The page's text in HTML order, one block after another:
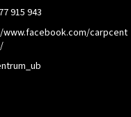
915 943
carpcent